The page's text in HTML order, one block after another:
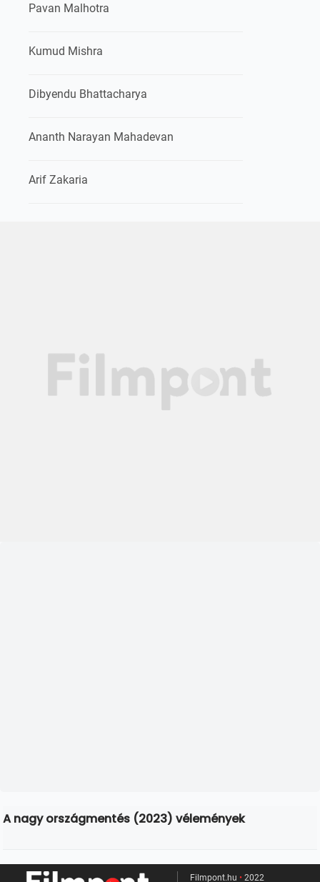
Pavan Malhotra
Kumud Mishra
Dibyendu Bhattacharya
Ananth Narayan Mahadevan
Arif Zakaria
A nagy országmentés (2023) vélemények
Filmpont.hu• 2022